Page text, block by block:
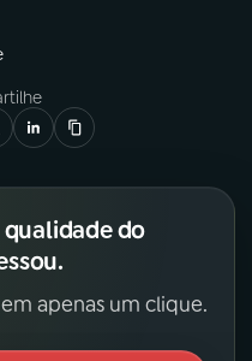
qualidade do
apenas um clique.